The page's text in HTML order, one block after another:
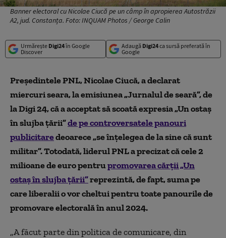
Banner electoral cu Nicolae Ciucă pe un câmp în apropierea Autostrăzii
A2, jud. Constanța. Foto: INQUAM Photos / George Calin
Urmărește Digi24în Google
Discover
Adaugă Digi24ca sursă preferată în
Google
Președintele PNL, Nicolae Ciucă, a declarat
miercuri seara, la emisiunea „Jurnalul de seară”, de
la Digi 24, că a acceptat să scoată expresia „Un ostaș
în slujba țării”de pe controversatele panouri
publicitaredeoarece „se înțelegea de la sine că sunt
militar”. Totodată, liderul PNL a precizat că cele 2
milioane de euro pentrupromovarea cărții „Un
ostaș în slujba țării”reprezintă, de fapt, suma pe
care liberalii o vor cheltui pentru toate panourile de
promovare electorală în anul 2024.
„A făcut parte din politica de comunicare, din